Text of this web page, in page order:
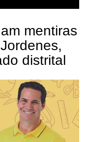
mentiras
distrital